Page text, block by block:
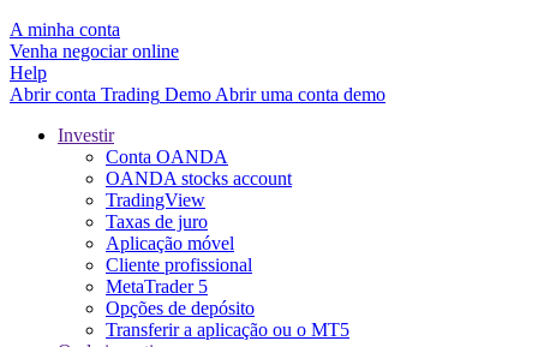
A minha conta
Venha negociar online
Help
Abrir conta Trading Demo Abrir uma conta demo
Investir
Conta OANDA
OANDA stocks account
TradingView
Taxas de juro
Aplicação móvel
Cliente profissional
MetaTrader 5
Opções de depósito
Transferir a aplicação ou o MT5